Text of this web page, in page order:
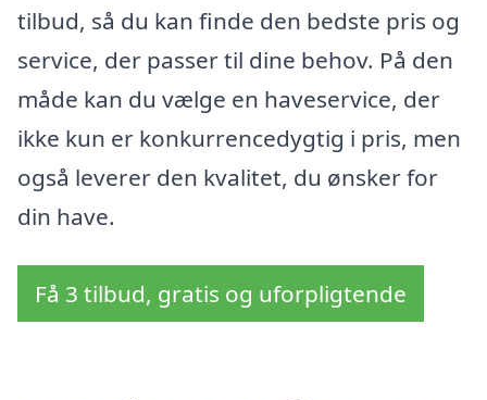
tilbud, så du kan finde den bedste pris og
service, der passer til dine behov. På den
måde kan du vælge en haveservice, der
ikke kun er konkurrencedygtig i pris, men
også leverer den kvalitet, du ønsker for
din have.
Få 3 tilbud, gratis og uforpligtende